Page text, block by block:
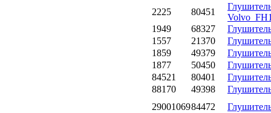
2225
80451
1949
68327
1557
21370
1859
49379
1877
50450
84521
80401
88170
49398
2900106984472